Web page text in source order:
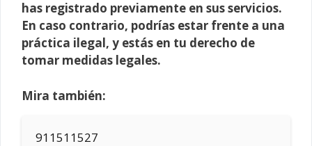
has registrado previamente en sus servicios.
En caso contrario, podrías estar frente a una
práctica ilegal, y estás en tu derecho de
tomar medidas legales.
Mira también:
911511527